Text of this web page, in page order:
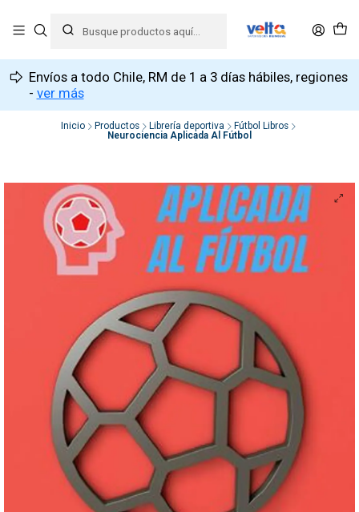
Envíos a todo Chile, RM de 1 a 3 días hábiles, regiones
- ver más
Inicio Productos Librería deportiva
Fútbol Libros
Neurociencia Aplicada Al Fútbol